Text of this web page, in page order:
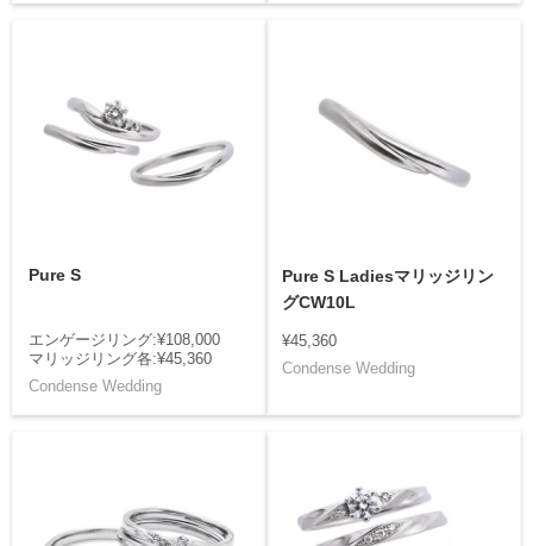
Pure S
エンゲージリング:¥108,000
マリッジリング各:¥45,360
Condense Wedding
Pure S Ladiesマリッジリン
グCW10L
¥45,360
Condense Wedding